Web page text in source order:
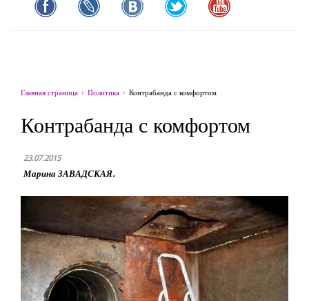
Главная страница Политика Контрабанда с комфортом
Контрабанда с комфортом
23.07.2015
Марина ЗАВАДСКАЯ.